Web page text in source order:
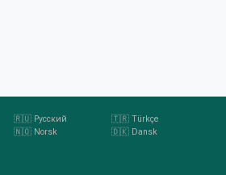
🇷🇺 Русский
🇹🇷 Türkçe
🇳🇴 Norsk
🇩🇰 Dansk